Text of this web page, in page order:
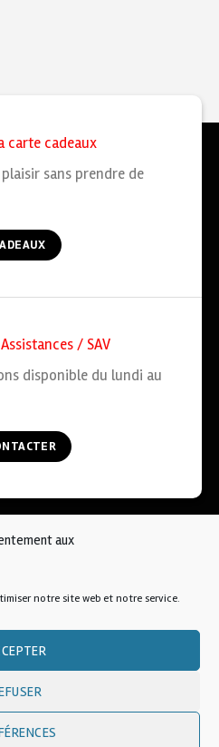
aux
notre site web et notre service.
carte cadeaux
sans prendre de
/ SAV
disponible du lundi au
CGV MENTIONS LÉGALES